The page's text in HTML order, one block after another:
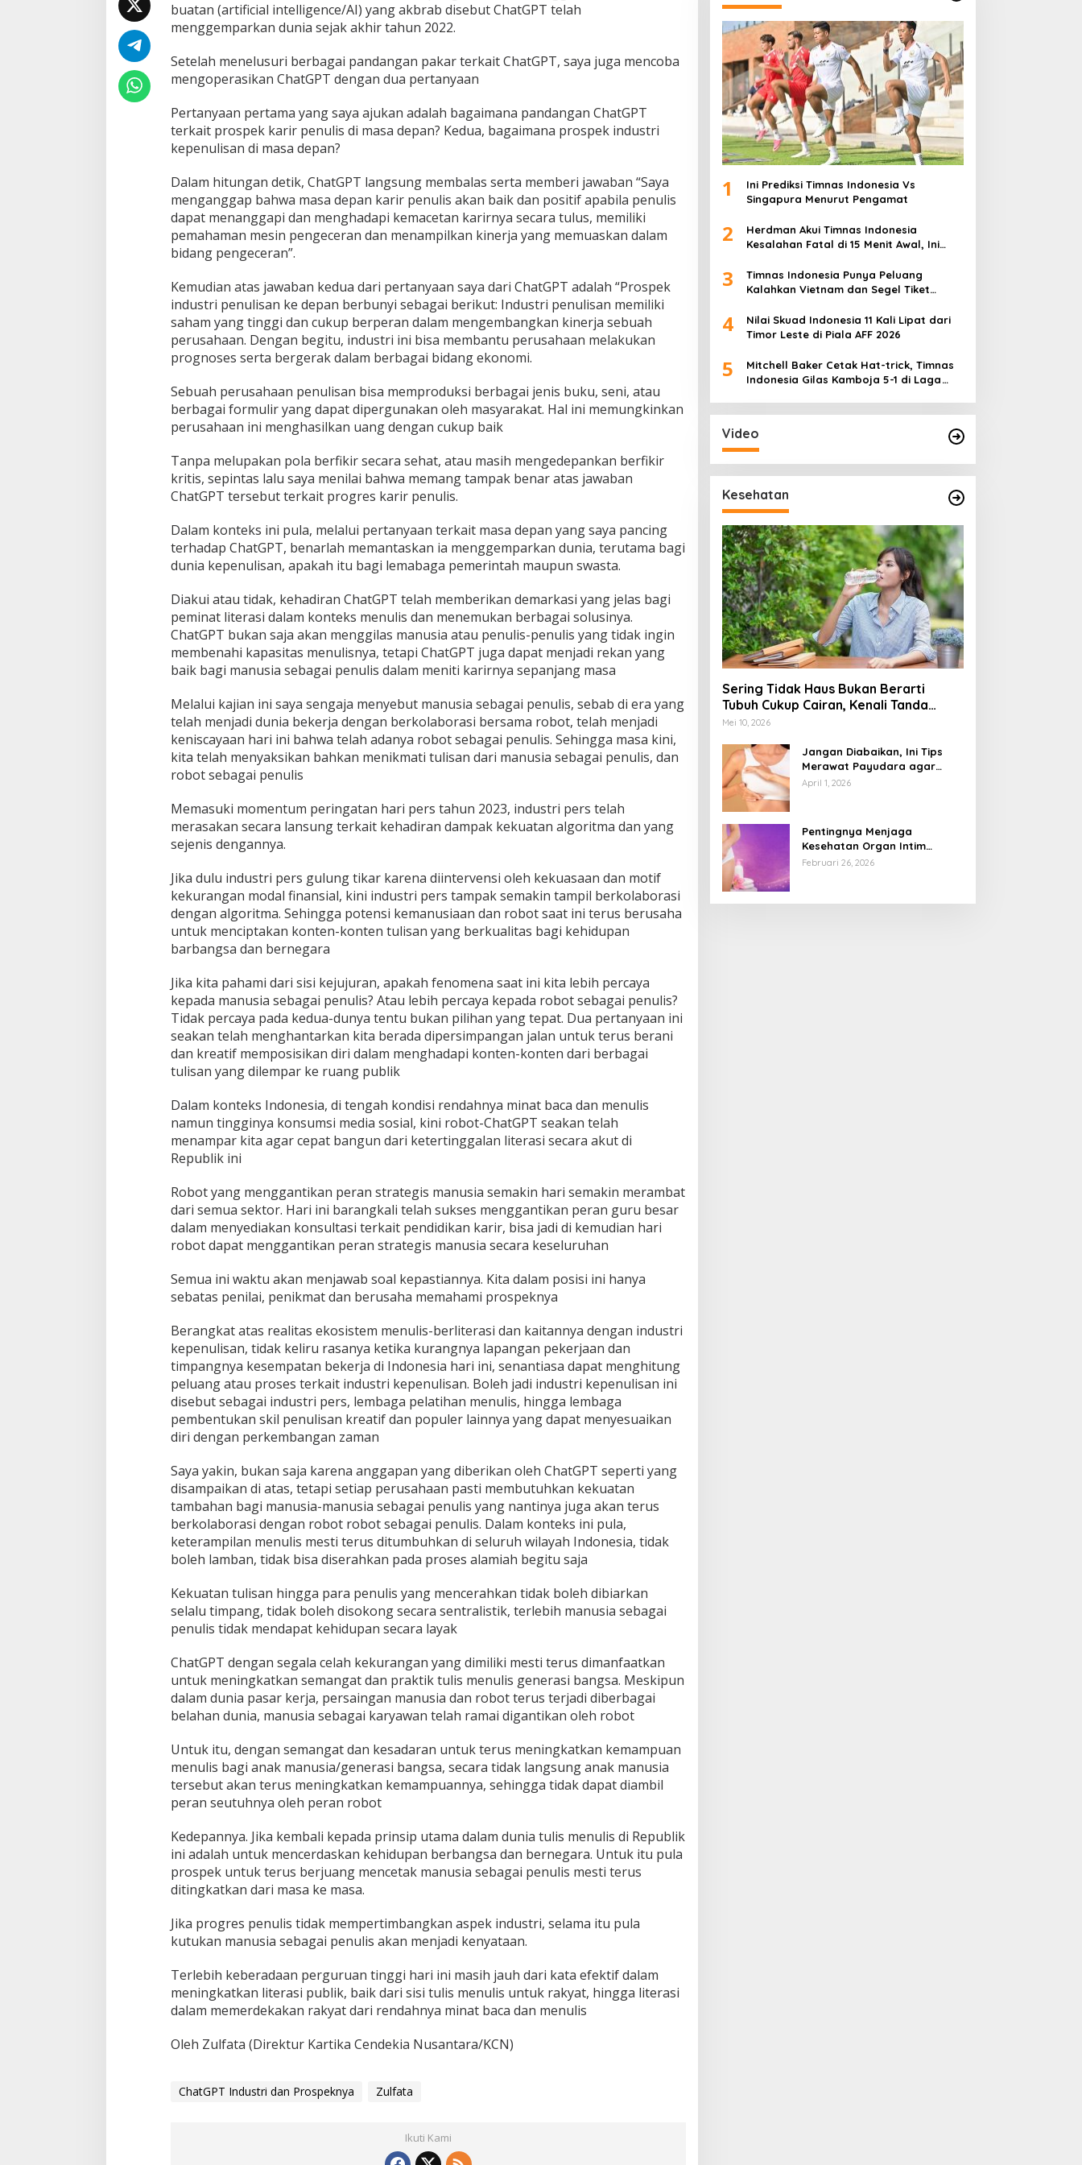
a
buatan (artificial intelligence/AI) yang akbrab disebut ChatGPT telah
menggemparkan dunia sejak akhir tahun 2022.
Setelah menelusuri berbagai pandangan pakar terkait ChatGPT, saya juga mencoba
mengoperasikan ChatGPT dengan dua pertanyaan
Pertanyaan pertama yang saya ajukan adalah bagaimana pandangan ChatGPT
terkait prospek karir penulis di masa depan? Kedua, bagaimana prospek industri
kepenulisan di masa depan?
Dalam hitungan detik, ChatGPT langsung membalas serta memberi jawaban “Saya
menganggap bahwa masa depan karir penulis akan baik dan positif apabila penulis
dapat menanggapi dan menghadapi kemacetan karirnya secara tulus, memiliki
pemahaman mesin pengeceran dan menampilkan kinerja yang memuaskan dalam
bidang pengeceran”.
Kemudian atas jawaban kedua dari pertanyaan saya dari ChatGPT adalah “Prospek
industri penulisan ke depan berbunyi sebagai berikut: Industri penulisan memiliki
saham yang tinggi dan cukup berperan dalam mengembangkan kinerja sebuah
perusahaan. Dengan begitu, industri ini bisa membantu perusahaan melakukan
prognoses serta bergerak dalam berbagai bidang ekonomi.
Sebuah perusahaan penulisan bisa memproduksi berbagai jenis buku, seni, atau
berbagai formulir yang dapat dipergunakan oleh masyarakat. Hal ini memungkinkan
perusahaan ini menghasilkan uang dengan cukup baik
Tanpa melupakan pola berfikir secara sehat, atau masih mengedepankan berfikir
kritis, sepintas lalu saya menilai bahwa memang tampak benar atas jawaban
ChatGPT tersebut terkait progres karir penulis.
Dalam konteks ini pula, melalui pertanyaan terkait masa depan yang saya pancing
terhadap ChatGPT, benarlah memantaskan ia menggemparkan dunia, terutama bagi
dunia kepenulisan, apakah itu bagi lemabaga pemerintah maupun swasta.
Diakui atau tidak, kehadiran ChatGPT telah memberikan demarkasi yang jelas bagi
peminat literasi dalam konteks menulis dan menemukan berbagai solusinya.
ChatGPT bukan saja akan menggilas manusia atau penulis-penulis yang tidak ingin
membenahi kapasitas menulisnya, tetapi ChatGPT juga dapat menjadi rekan yang
baik bagi manusia sebagai penulis dalam meniti karirnya sepanjang masa
Melalui kajian ini saya sengaja menyebut manusia sebagai penulis, sebab di era yang
telah menjadi dunia bekerja dengan berkolaborasi bersama robot, telah menjadi
keniscayaan hari ini bahwa telah adanya robot sebagai penulis. Sehingga masa kini,
kita telah menyaksikan bahkan menikmati tulisan dari manusia sebagai penulis, dan
robot sebagai penulis
Memasuki momentum peringatan hari pers tahun 2023, industri pers telah
merasakan secara lansung terkait kehadiran dampak kekuatan algoritma dan yang
sejenis dengannya.
Jika dulu industri pers gulung tikar karena diintervensi oleh kekuasaan dan motif
kekurangan modal finansial, kini industri pers tampak semakin tampil berkolaborasi
dengan algoritma. Sehingga potensi kemanusiaan dan robot saat ini terus berusaha
untuk menciptakan konten-konten tulisan yang berkualitas bagi kehidupan
barbangsa dan bernegara
Jika kita pahami dari sisi kejujuran, apakah fenomena saat ini kita lebih percaya
kepada manusia sebagai penulis? Atau lebih percaya kepada robot sebagai penulis?
Tidak percaya pada kedua-dunya tentu bukan pilihan yang tepat. Dua pertanyaan ini
seakan telah menghantarkan kita berada dipersimpangan jalan untuk terus berani
dan kreatif memposisikan diri dalam menghadapi konten-konten dari berbagai
tulisan yang dilempar ke ruang publik
Dalam konteks Indonesia, di tengah kondisi rendahnya minat baca dan menulis
namun tingginya konsumsi media sosial, kini robot-ChatGPT seakan telah
menampar kita agar cepat bangun dari ketertinggalan literasi secara akut di
Republik ini
Robot yang menggantikan peran strategis manusia semakin hari semakin merambat
dari semua sektor. Hari ini barangkali telah sukses menggantikan peran guru besar
dalam menyediakan konsultasi terkait pendidikan karir, bisa jadi di kemudian hari
robot dapat menggantikan peran strategis manusia secara keseluruhan
Semua ini waktu akan menjawab soal kepastiannya. Kita dalam posisi ini hanya
sebatas penilai, penikmat dan berusaha memahami prospeknya
Berangkat atas realitas ekosistem menulis-berliterasi dan kaitannya dengan industri
kepenulisan, tidak keliru rasanya ketika kurangnya lapangan pekerjaan dan
timpangnya kesempatan bekerja di Indonesia hari ini, senantiasa dapat menghitung
peluang atau proses terkait industri kepenulisan. Boleh jadi industri kepenulisan ini
disebut sebagai industri pers, lembaga pelatihan menulis, hingga lembaga
pembentukan skil penulisan kreatif dan populer lainnya yang dapat menyesuaikan
diri dengan perkembangan zaman
Saya yakin, bukan saja karena anggapan yang diberikan oleh ChatGPT seperti yang
disampaikan di atas, tetapi setiap perusahaan pasti membutuhkan kekuatan
tambahan bagi manusia-manusia sebagai penulis yang nantinya juga akan terus
berkolaborasi dengan robot robot sebagai penulis. Dalam konteks ini pula,
keterampilan menulis mesti terus ditumbuhkan di seluruh wilayah Indonesia, tidak
boleh lamban, tidak bisa diserahkan pada proses alamiah begitu saja
Kekuatan tulisan hingga para penulis yang mencerahkan tidak boleh dibiarkan
selalu timpang, tidak boleh disokong secara sentralistik, terlebih manusia sebagai
penulis tidak mendapat kehidupan secara layak
ChatGPT dengan segala celah kekurangan yang dimiliki mesti terus dimanfaatkan
untuk meningkatkan semangat dan praktik tulis menulis generasi bangsa. Meskipun
dalam dunia pasar kerja, persaingan manusia dan robot terus terjadi diberbagai
belahan dunia, manusia sebagai karyawan telah ramai digantikan oleh robot
Untuk itu, dengan semangat dan kesadaran untuk terus meningkatkan kemampuan
menulis bagi anak manusia/generasi bangsa, secara tidak langsung anak manusia
tersebut akan terus meningkatkan kemampuannya, sehingga tidak dapat diambil
peran seutuhnya oleh peran robot
Kedepannya. Jika kembali kepada prinsip utama dalam dunia tulis menulis di Republik
ini adalah untuk mencerdaskan kehidupan berbangsa dan bernegara. Untuk itu pula
prospek untuk terus berjuang mencetak manusia sebagai penulis mesti terus
ditingkatkan dari masa ke masa.
Jika progres penulis tidak mempertimbangkan aspek industri, selama itu pula
kutukan manusia sebagai penulis akan menjadi kenyataan.
Terlebih keberadaan perguruan tinggi hari ini masih jauh dari kata efektif dalam
meningkatkan literasi publik, baik dari sisi tulis menulis untuk rakyat, hingga literasi
dalam memerdekakan rakyat dari rendahnya minat baca dan menulis
Oleh Zulfata (Direktur Kartika Cendekia Nusantara/KCN)
ChatGPT Industri dan Prospeknya Zulfata
Ikuti Kami
1
Ini Prediksi Timnas Indonesia Vs
Singapura Menurut Pengamat
2
Herdman Akui Timnas Indonesia
Kesalahan Fatal di 15 Menit Awal, Ini
3
Timnas Indonesia Punya Peluang
Kalahkan Vietnam dan Segel Tiket
4
Nilai Skuad Indonesia 11 Kali Lipat dari
Timor Leste di Piala AFF 2026
5
Mitchell Baker Cetak Hat-trick, Timnas
Indonesia Gilas Kamboja 5-1 di Laga
Video
Kesehatan
Sering Tidak Haus Bukan Berarti
Tubuh Cukup Cairan, Kenali Tanda
Dehidrasi Ringan
Mei 10, 2026
Jangan Diabaikan, Ini Tips
Merawat Payudara agar
Tetap Sehat dan Terhindar
April 1, 2026
Pentingnya Menjaga
Kesehatan Organ Intim
Wanita, Ini 3 Cara Perawatan
Februari 26, 2026